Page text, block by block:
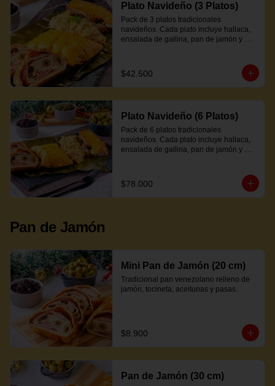
Plato Navideño (3 Platos)
Pack de 3 platos tradicionales
navideños. Cada plato incluye hallaca,
ensalada de gallina, pan de jamón y
$42.500
Plato Navideño (6 Platos)
Pack de 6 platos tradicionales
navideños. Cada plato incluye hallaca,
ensalada de gallina, pan de jamón y
$78.000
Pan de Jamón
Mini Pan de Jamón (20 cm)
Tradicional pan venezolano relleno de
jamón, tocineta, aceitunas y pasas.
$8.900
Pan de Jamón (30 cm)